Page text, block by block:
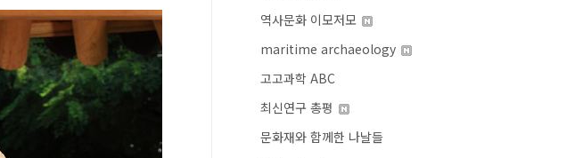
역사문화 이모저모
maritime archaeology
고고과학 ABC
최신연구 총평
문화재와 함께한 나날들